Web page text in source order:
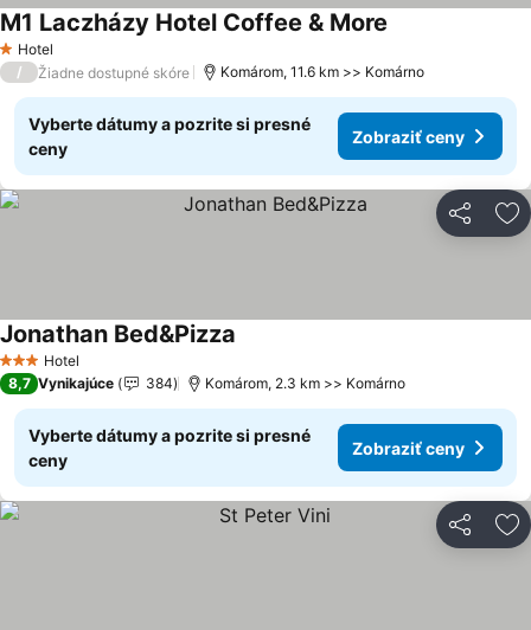
1 Počet hviezdičiek
Hotel
M1 Laczházy Hotel Coffee & More
/ Žiadne dostupné skóre Komárom, 11.6 km >> Komárno
Vyberte dátumy a pozrite si presné
ceny
Zobraziť ceny
Zdieľať
3 Počet hviezdičiek
Hotel
Jonathan Bed&Pizza
8,7 Vynikajúce 384 Komárom, 2.3 km >> Komárno
Vyberte dátumy a pozrite si presné
ceny
Zobraziť ceny
Zdieľať